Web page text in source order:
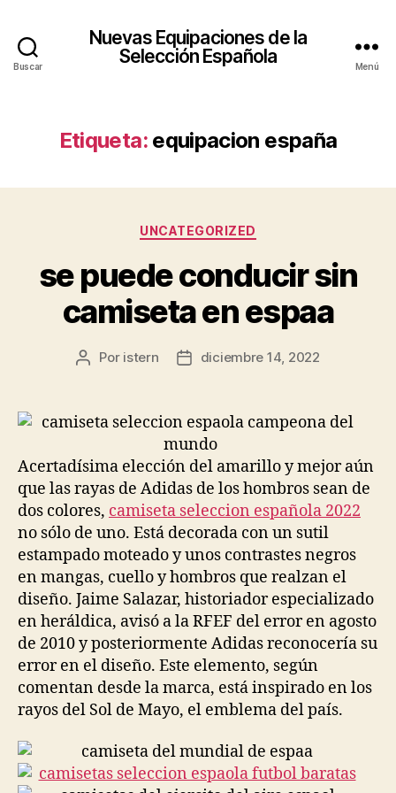
Buscar
Nuevas Equipaciones de la
Selección Española
Menú
Etiqueta: equipacion españa
Categorías
UNCATEGORIZED
se puede conducir sin
camiseta en espaa
Autor
entrada
Por istern
Fecha
entrada
diciembre 14, 2022
Acertadísima elección del amarillo y mejor aún
que las rayas de Adidas de los hombros sean de
dos colores, camiseta seleccion española 2022
no sólo de uno. Está decorada con un sutil
estampado moteado y unos contrastes negros
en mangas, cuello y hombros que realzan el
diseño. Jaime Salazar, historiador especializado
en heráldica, avisó a la RFEF del error en agosto
de 2010 y posteriormente Adidas reconocería su
error en el diseño. Este elemento, según
comentan desde la marca, está inspirado en los
rayos del Sol de Mayo, el emblema del país.